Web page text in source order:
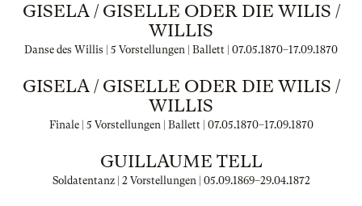
GISELA / GISELLE ODER DIE WILIS /
WILLIS
Danse des Willis | 5 Vorstellungen | Ballett | 07.05.1870–17.09.1870
GISELA / GISELLE ODER DIE WILIS /
WILLIS
Finale | 5 Vorstellungen | Ballett | 07.05.1870–17.09.1870
GUILLAUME TELL
Soldatentanz | 2 Vorstellungen | 05.09.1869–29.04.1872